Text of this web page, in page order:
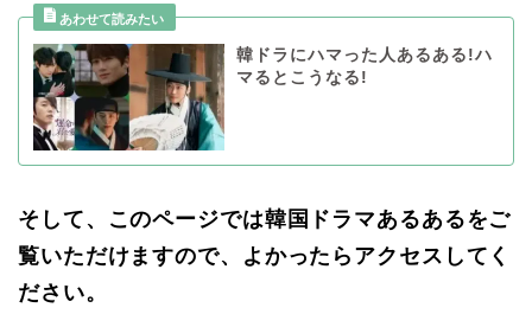
韓ドラにハマった人あるある!ハ
マるとこうなる!
そして、このページでは韓国ドラマあるあるをご
覧いただけますので、よかったらアクセスしてく
ださい。